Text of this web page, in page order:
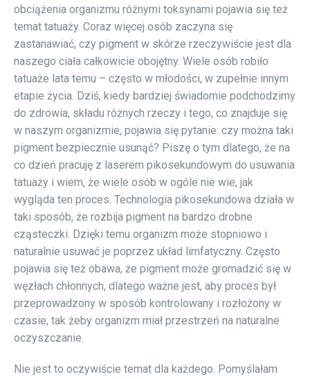
obciążenia organizmu różnymi toksynami pojawia się też
temat tatuaży. Coraz więcej osób zaczyna się
zastanawiać, czy pigment w skórze rzeczywiście jest dla
naszego ciała całkowicie obojętny. Wiele osób robiło
tatuaże lata temu – często w młodości, w zupełnie innym
etapie życia. Dziś, kiedy bardziej świadomie podchodzimy
do zdrowia, składu różnych rzeczy i tego, co znajduje się
w naszym organizmie, pojawia się pytanie: czy można taki
pigment bezpiecznie usunąć? Piszę o tym dlatego, że na
co dzień pracuję z laserem pikosekundowym do usuwania
tatuaży i wiem, że wiele osób w ogóle nie wie, jak
wygląda ten proces. Technologia pikosekundowa działa w
taki sposób, że rozbija pigment na bardzo drobne
cząsteczki. Dzięki temu organizm może stopniowo i
naturalnie usuwać je poprzez układ limfatyczny. Często
pojawia się też obawa, że pigment może gromadzić się w
węzłach chłonnych, dlatego ważne jest, aby proces był
przeprowadzony w sposób kontrolowany i rozłożony w
czasie, tak żeby organizm miał przestrzeń na naturalne
oczyszczanie.
Nie jest to oczywiście temat dla każdego. Pomyślałam